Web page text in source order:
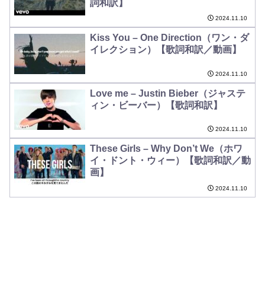
詞和訳】
2024.11.10
Kiss You – One Direction（ワン・ダ
イレクション）【歌詞和訳／動画】
2024.11.10
Love me – Justin Bieber（ジャステ
ィン・ビーバー）【歌詞和訳】
2024.11.10
These Girls – Why Don’t We（ホワ
イ・ドント・ウィー）【歌詞和訳／動
画】
2024.11.10